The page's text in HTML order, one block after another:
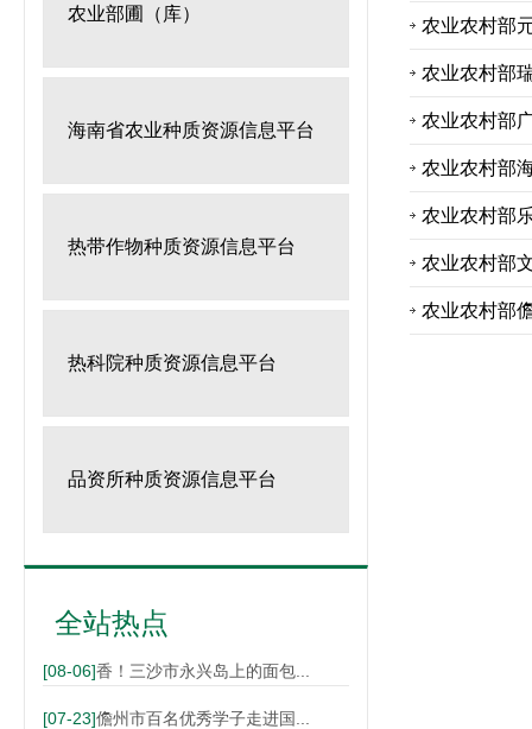
农业部圃（库）
海南省农业种质资源信息平台
热带作物种质资源信息平台
热科院种质资源信息平台
品资所种质资源信息平台
全站热点
[08-06]香！三沙市永兴岛上的面包...
[07-23]儋州市百名优秀学子走进国...
农业农村部
农业农村部
农业农村部
农业农村部
农业农村部
农业农村部
农业农村部